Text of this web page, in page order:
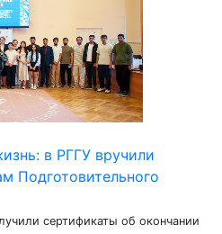
в РГГУ вручили
Подготовительного
сертификаты об окончании